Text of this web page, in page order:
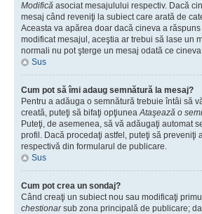
Modifică asociat mesajulului respectiv. Dacă
mesaj când reveniţi la subiect care arată de
Aceasta va apărea doar dacă cineva a
modificat mesajul, aceştia ar trebui să lase un
normali nu pot şterge un mesaj odată ce
Sus
Cum pot să îmi adaug semnătură la mesaj?
Pentru a adăuga o semnătură trebuie întâi să
creată, puteţi să bifaţi opţiuneaAtaşează o
Puteţi, de asemenea, să vă adăugaţi automat
profil. Dacă procedaţi astfel, puteţi să
respectivă din formularul de publicare.
Sus
Cum pot crea un sondaj?
Când creaţi un subiect nou sau modificaţi
chestionarsub zona principală de publicare;